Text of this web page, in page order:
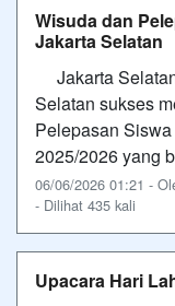
Wisuda dan
Jakarta Selatan
Jakarta
Selatan sukses
Pelepasan
2025/2026 yang
06/06/2026 01:21 -
- Dilihat 435 kali
Upacara Hari